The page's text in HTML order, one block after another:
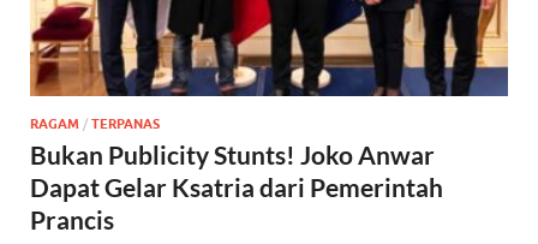
RAGAM / TERPANAS
Bukan Publicity Stunts! Joko Anwar
Dapat Gelar Ksatria dari Pemerintah
Prancis